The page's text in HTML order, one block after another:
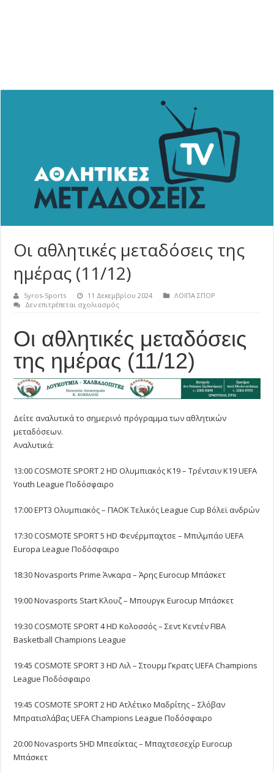
Οι αθλητικές μεταδόσεις της
ημέρας (11/12)
Syros-Sports 11 Δεκεμβρίου 2024
ΛΟΙΠΑ ΣΠΟΡ
Δεν επιτρέπεται σχολιασμόςστο
μεταδόσεις
της
ημέρας
(11/12)
Οι αθλητικές μεταδόσεις
της ημέρας (11/12)
Δείτε αναλυτικά το σημερινό πρόγραμμα των αθλητικών
μεταδόσεων.
Αναλυτικά:
13:00 COSMOTE SPORT 2 HD Ολυμπιακός Κ19 – Τρέντσιν Κ19 UEFA
Youth League Ποδόσφαιρο
17:00 ΕΡΤ3 Ολυμπιακός – ΠΑΟΚ Τελικός League Cup Βόλεϊ ανδρών
17:30 COSMOTE SPORT 5 HD Φενέρμπαχτσε – Μπιλμπάο UEFA
Europa League Ποδόσφαιρο
18:30 Novasports Prime Άνκαρα – Άρης Eurocup Μπάσκετ
19:00 Novasports Start Κλουζ – Μπουργκ Eurocup Μπάσκετ
19:30 COSMOTE SPORT 4 HD Κολοσσός – Σεντ Κεντέν FIBA
Basketball Champions League
19:45 COSMOTE SPORT 3 HD Λιλ – Στουρμ Γκρατς UEFA Champions
League Ποδόσφαιρο
19:45 COSMOTE SPORT 2 HD Ατλέτικο Μαδρίτης – Σλόβαν
Μπρατισλάβας UEFA Champions League Ποδόσφαιρο
20:00 Novasports 5HD Μπεσίκτας – Μπαχτσεσεχίρ Eurocup
Μπάσκετ